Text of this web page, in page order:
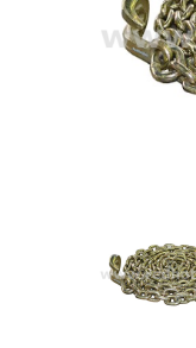
В кредит от